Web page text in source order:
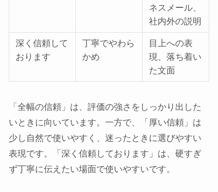
ネスメール、
社内外の説明
深く信頼して
おります
丁寧でやわら
かめ
目上への表
現、落ち着い
た文面
「全幅の信頼」は、評価の強さをしっかり出した
いときに向いています。一方で、「厚い信頼」は
少し自然で使いやすく、迷ったときに選びやすい
表現です。「深く信頼しております」は、硬すぎ
ず丁寧に伝えたい場面で使いやすいです。